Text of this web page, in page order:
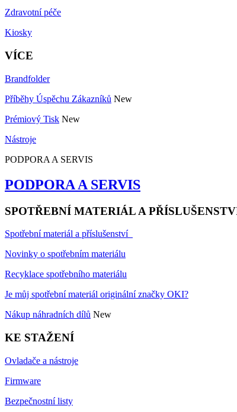
Zdravotní péče
Kiosky
VÍCE
Brandfolder
Příběhy Úspěchu Zákazníků New
Prémiový Tisk New
Nástroje
PODPORA A SERVIS
PODPORA A SERVIS
SPOTŘEBNÍ MATERIÁL A
Spotřební materiál a příslušenství
Novinky o spotřebním materiálu
Recyklace spotřebního materiálu
Je můj spotřební materiál originální značky OKI?
Nákup náhradních dílů New
KE STAŽENÍ
Ovladače a nástroje
Firmware
Bezpečnostní listy